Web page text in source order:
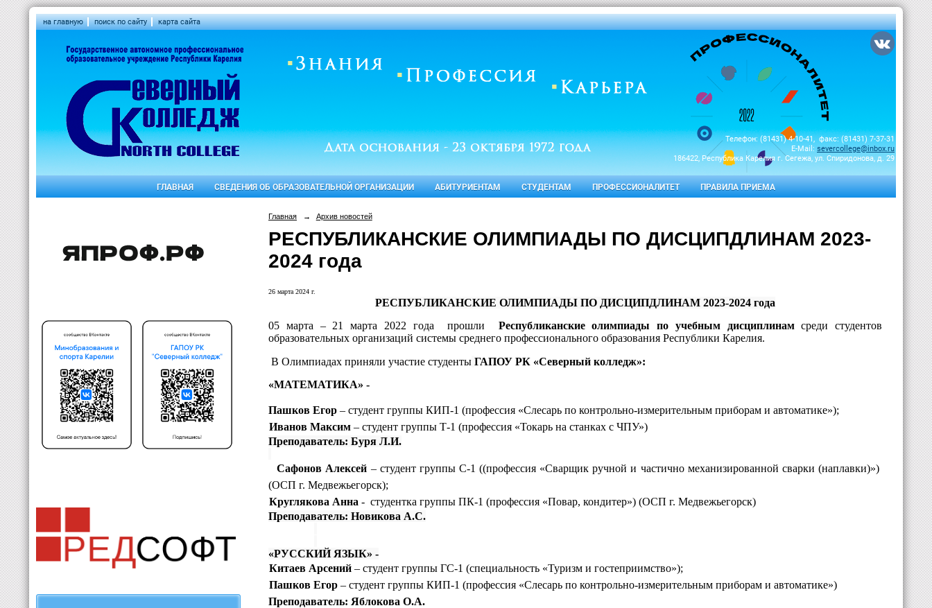
на главную поиск по сайту карта сайта
Телефон: (81431) 4-10-41, факс: (81431) 7-37-31
E-Mail: severcollege@inbox.ru
186422, Республика Карелия г. Сегежа, ул. Спиридонова, д. 29
ГЛАВНАЯ СВЕДЕНИЯ ОБ ОБРАЗОВАТЕЛЬНОЙ ОРГАНИЗАЦИИ АБИТУРИЕНТАМ СТУДЕНТАМ ПРОФЕССИОНАЛИТЕТ ПРАВИЛА ПРИЕМА
Главная → Архив новостей
РЕСПУБЛИКАНСКИЕ ОЛИМПИАДЫ ПО ДИСЦИПДЛИНАМ 2023-
2024 года
26 марта 2024 г.
РЕСПУБЛИКАНСКИЕ ОЛИМПИАДЫ ПО ДИСЦИПДЛИНАМ 2023-2024 года
05 марта – 21 марта 2022 года
прошли Республиканские олимпиады по учебным дисциплинамсреди студентов
образовательных организаций системы среднего профессионального образования Республики Карелия.
В Олимпиадах приняли участие студенты ГАПОУ РК «Северный колледж»:
«МАТЕМАТИКА» -
Пашков Егор – студент группы КИП-1 (профессия «Слесарь по контрольно-измерительным приборам и автоматике»);
Иванов Максим – студент группы Т-1 (профессия «Токарь на станках с ЧПУ»)
Преподаватель: Буря Л.И.
Сафонов Алексей – студент группы С-1 ((профессия «Сварщик ручной и частично механизированной сварки (наплавки)»)
(ОСП г. Медвежьегорск);
Круглякова Анна - студентка группы ПК-1 (профессия «Повар, кондитер») (ОСП г. Медвежьегорск)
Преподаватель: Новикова А.С.
«РУССКИЙ ЯЗЫК» -
Китаев Арсений – студент группы ГС-1 (специальность «Туризм и гостеприимство»);
Пашков Егор – студент группы КИП-1 (профессия «Слесарь по контрольно-измерительным приборам и автоматике»)
Преподаватель: Яблокова О.А.